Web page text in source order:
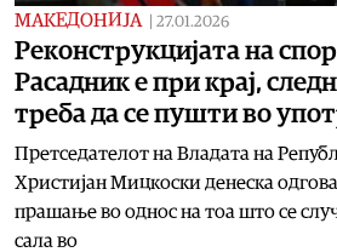
МАКЕДОНИЈА 27.01.2026
Реконструкцијата на
Расадник е при крај,
треба да се пушти во
Претседателот на Владата на
Христијан Мицкоски денеска
прашање во однос на тоа што се
сала во